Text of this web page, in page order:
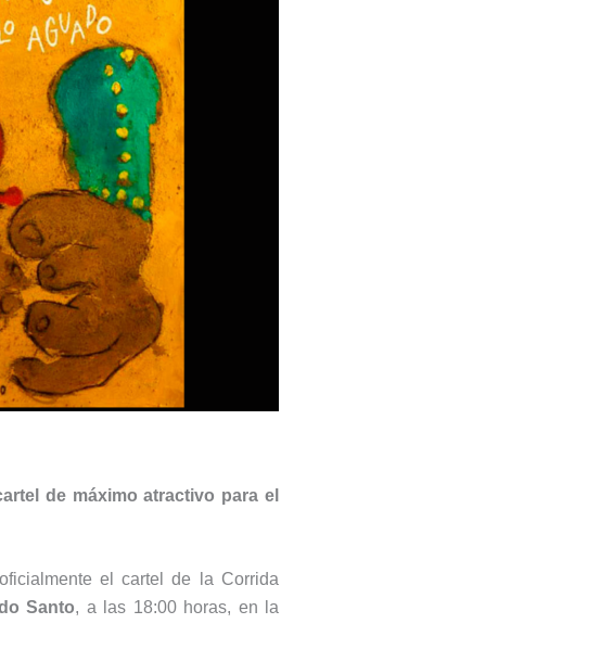
de máximo atractivo para el
el cartel de la Corrida
Santo, a las 18:00 horas, en la